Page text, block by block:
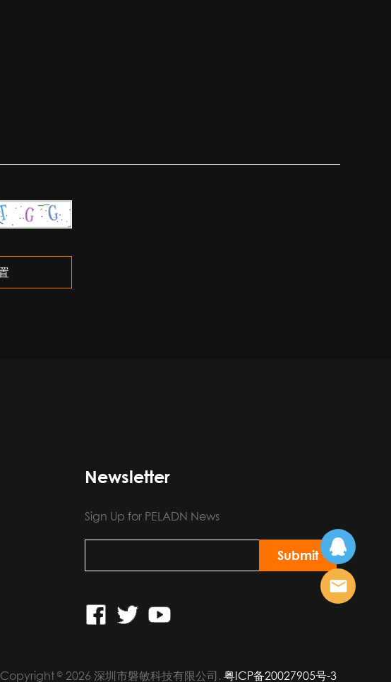
Newsletter
Sign Up for PELADN News
Copyright ©2026 深圳市磐敏科技有限公司. 粤ICP备20027905号-3